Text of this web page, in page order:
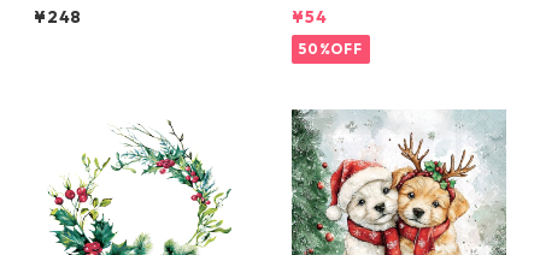
サイズ ペーパーナプキン Bea
ch Dogs ホワイト
¥248
チサイズ ペーパーナプキン JA
CK O'LANTERNS ホワイト
¥54
50%OFF